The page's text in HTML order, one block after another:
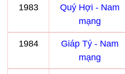
1983
Quý Hợi - Nam
mạng
1984
Giáp Tý - Nam
mạng